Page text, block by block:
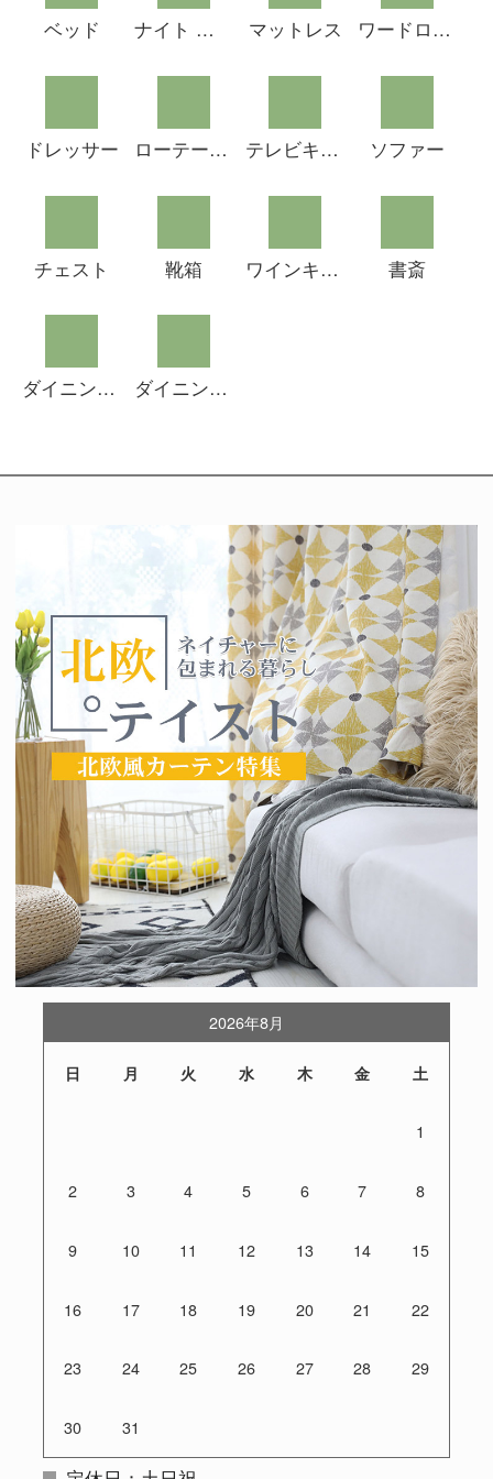
ベッド ナイト テーブル マットレス ワードローブ
ドレッサー ローテーブル テレビキャビネット ソファー
チェスト 靴箱 ワインキャビネット 書斎
ダイニング テーブル とチェア ダイニングチェスト
2026年8月
日 月 火 水 木 金 土
1
2 3 4 5 6 7 8
9 10 11 12 13 14 15
16 17 18 19 20 21 22
23 24 25 26 27 28 29
30 31